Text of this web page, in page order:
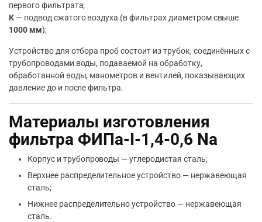
первого фильтрата;
К— подвод сжатого воздуха (в фильтрах диаметром свыше
1000 мм);
Устройство для отбора проб состоит из трубок, соединённых с
трубопроводами воды, подаваемой на обработку,
обработанной воды, манометров и вентилей, показывающих
давление до и после фильтра.
Материалы изготовления
фильтра ФИПа-I-1,4-0,6 Na
Корпус и трубопроводы — углеродистая сталь;
Верхнее распределительное устройство — нержавеющая
сталь;
Нижнее распределительно устройство — нержавеющая
сталь.